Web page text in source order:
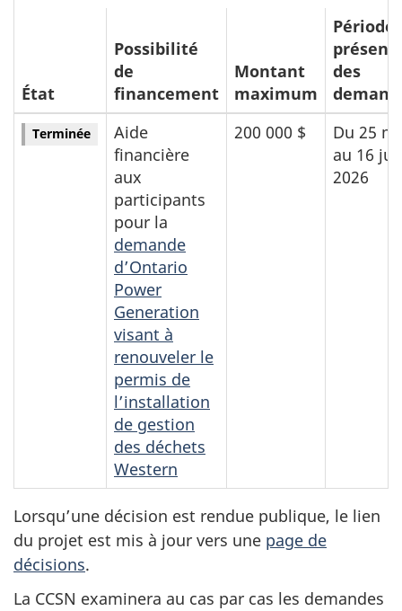
État
Possibilité
de
financement
Montant
maximum
Période
des
Terminée
Aide
financière
aux
participants
pour la
demande
d’Ontario
Power
Generation
visant à
renouveler le
permis de
l’installation
de gestion
des déchets
Western
200 000 $
Du 25
au 16
2026
Lorsqu’une décision est rendue publique, le lien
du projet est mis à jour vers une page de
décisions.
La CCSN examinera au cas par cas les demandes